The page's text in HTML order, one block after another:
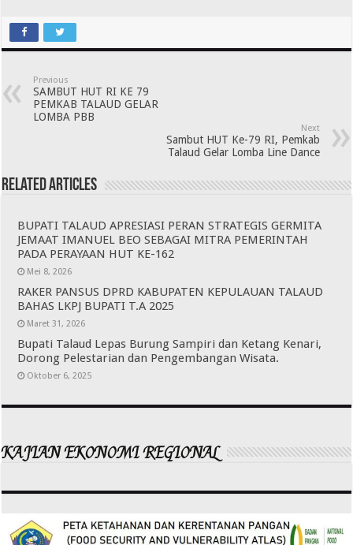
Previous
SAMBUT HUT RI KE 79
PEMKAB TALAUD GELAR
LOMBA PBB
Next
Sambut HUT Ke-79 RI, Pemkab
Talaud Gelar Lomba Line Dance
Related Articles
BUPATI TALAUD APRESIASI PERAN STRATEGIS GERMITA
JEMAAT IMANUEL BEO SEBAGAI MITRA PEMERINTAH
PADA PERAYAAN HUT KE-162
Mei 8, 2026
RAKER PANSUS DPRD KABUPATEN KEPULAUAN TALAUD
BAHAS LKPJ BUPATI T.A 2025
Maret 31, 2026
Bupati Talaud Lepas Burung Sampiri dan Ketang Kenari,
Dorong Pelestarian dan Pengembangan Wisata.
Oktober 6, 2025
KAJIAN EKONOMI REGIONAL